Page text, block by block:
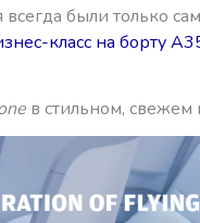
были только
класс на борту
в стильном, свежем